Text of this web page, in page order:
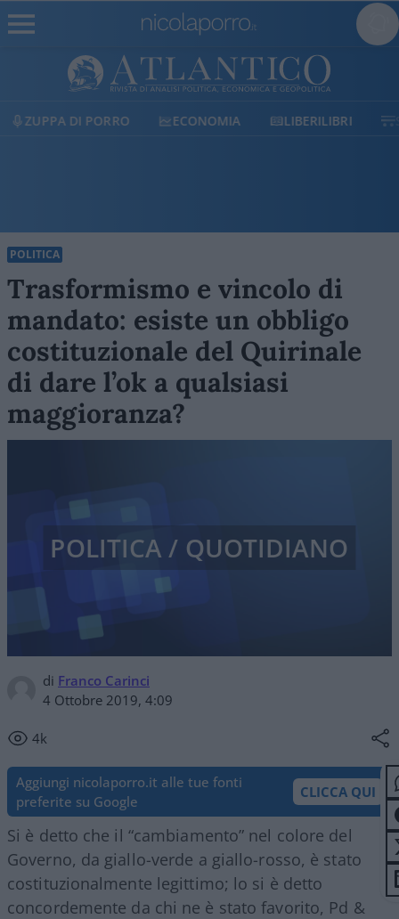
ECONOMIA LIBERILIBRI SHOP SOSTIENICI
POLITICA
Trasformismo e vincolo di
mandato: esiste un obbligo
costituzionale del Quirinale
di dare l’ok a qualsiasi
maggioranza?
di Franco Carinci
4 Ottobre 2019, 4:09
4k
POLITICA / QUOTIDIANO
Aggiungi nicolaporro.it alle tue fonti
preferite su Google
CLICCA QUI
Si è detto che il “cambiamento” nel colore del
Governo, da giallo-verde a giallo-rosso, è stato
costituzionalmente legittimo; lo si è detto
concordemente da chi ne è stato favorito, Pd &